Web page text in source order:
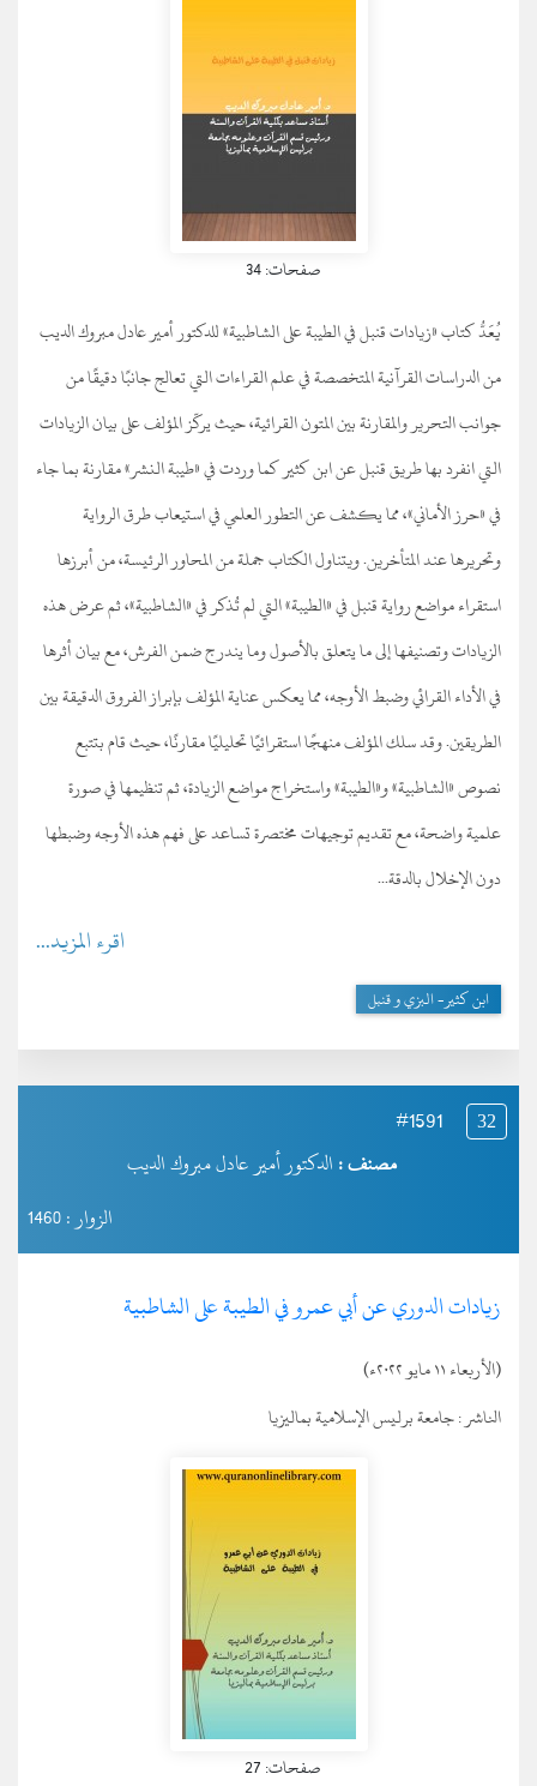
صفحات: 34
يُعَدُّ كتاب «زيادات قنبل في الطيبة على الشاطبية» للدكتور أمير عادل مبروك الديب
من الدراسات القرآنية المتخصصة في علم القراءات التي تعالج جانبًا دقيقًا من
جوانب التحرير والمقارنة بين المتون القرائية، حيث يركّز المؤلف على بيان الزيادات
التي انفرد بها طريق قنبل عن ابن كثير كما وردت في «طيبة النشر» مقارنة بما جاء
في «حرز الأماني»، مما يكشف عن التطور العلمي في استيعاب طرق الرواية
وتحريرها عند المتأخرين. ويتناول الكتاب جملة من المحاور الرئيسة، من أبرزها
استقراء مواضع رواية قنبل في «الطيبة» التي لم تُذكر في «الشاطبية»، ثم عرض هذه
الزيادات وتصنيفها إلى ما يتعلق بالأصول وما يندرج ضمن الفرش، مع بيان أثرها
في الأداء القرائي وضبط الأوجه، مما يعكس عناية المؤلف بإبراز الفروق الدقيقة بين
الطريقين. وقد سلك المؤلف منهجًا استقرائيًا تحليليًا مقارنًا، حيث قام بتتبع
نصوص «الشاطبية» و«الطيبة» واستخراج مواضع الزيادة، ثم تنظيمها في صورة
علمية واضحة، مع تقديم توجيهات مختصرة تساعد على فهم هذه الأوجه وضبطها
دون الإخلال بالدقة...
اقرء المزيد...
ابن كثير- البزي و قنبل
32
#1591
مصنف : الدكتور أمير عادل مبروك الديب
الزوار : 1460
زيادات الدوري عن أبي عمرو في الطيبة على الشاطبية
(الأربعاء ١١ مايو ٢٠٢٢ء)
الناشر :جامعة برليس الإسلامية بماليزيا
صفحات: 27